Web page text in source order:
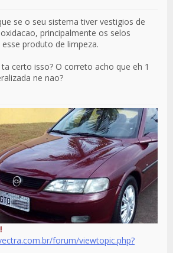
se o seu sistema tiver vestigios de
principalmente os selos
produto de limpeza.
certo isso? O correto acho que eh 1
ne nao?
forum/viewtopic.php?